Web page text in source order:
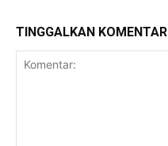
TINGGALKAN KOMENTAR